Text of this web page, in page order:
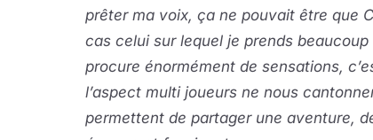
prêter ma voix, ça ne pouvait être que
cas celui sur lequel je prends
procure énormément de sensations,
l’aspect multi joueurs ne nous
permettent de partager une aventure,